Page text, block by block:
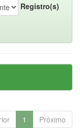
Registro(s)
1 Próximo